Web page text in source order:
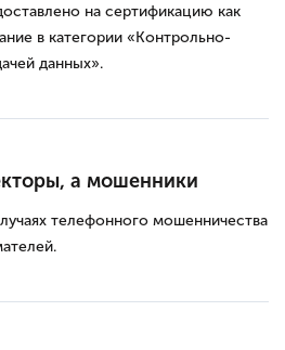
на сертификацию как
в категории «Контрольно-
данных».
а мошенники
телефонного мошенничества